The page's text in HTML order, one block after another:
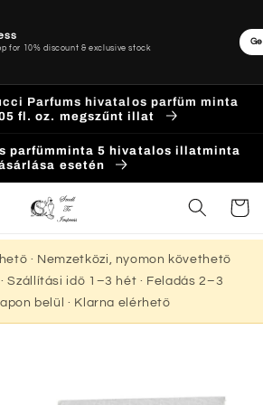
Parfums hivatalos parfüm minta
fl. oz. megszűnt illat
parfümminta 5 hivatalos illatminta
esetén
Kosár
· Nemzetközi, nyomon követhető
Szállítási idő 1–3 hét · Feladás 2–3
belül · Klarna elérhető
for 10% discount & exclusive stock